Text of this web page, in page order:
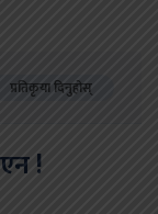
प्रतिकृया दिनुहोस्
!